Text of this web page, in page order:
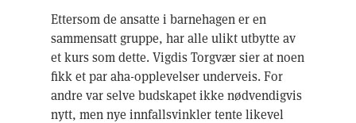
Ettersom de ansatte i barnehagen er en
sammensatt gruppe, har alle ulikt utbytte av
et kurs som dette. Vigdis Torgvær sier at noen
fikk et par aha-opplevelser underveis. For
andre var selve budskapet ikke nødvendigvis
nytt, men nye innfallsvinkler tente likevel